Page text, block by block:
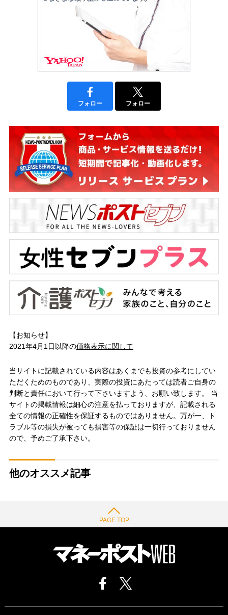
フォロー フォロー
【お知らせ】
2021年4月1日以降の価格表示に関して
当サイトに記載されている内容はあくまでも投資の参考にしてい
ただくためのものであり、実際の投資にあたっては読者ご自身の
判断と責任において行って下さいますよう、お願い致します。 当
サイトの掲載情報は細心の注意を払っておりますが、記載される
全ての情報の正確性を保証するものではありません。万が一、ト
ラブル等の損失が被っても損害等の保証は一切行っておりません
ので、予めご了承下さい。
他のオススメ記事
PAGE TOP